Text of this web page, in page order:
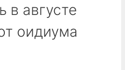
в августе
оидиума